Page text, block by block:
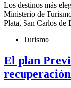
Los destinos más
Ministerio de
Plata, San Carlos de
Turismo
El plan